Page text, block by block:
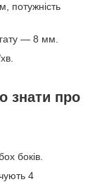
потужність
— 8 мм.
знати про
боків.
4